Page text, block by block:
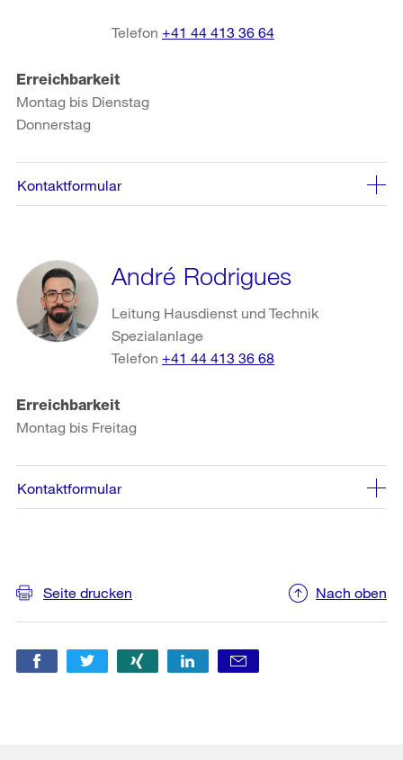
Telefon +41 44 413 36 64
Erreichbarkeit
Montag bis Dienstag
Donnerstag
Kontaktformular
André Rodrigues
Leitung Hausdienst und Technik
Spezialanlage
Telefon +41 44 413 36 68
Erreichbarkeit
Montag bis Freitag
Kontaktformular
Informationen
Seite drucken Nach oben